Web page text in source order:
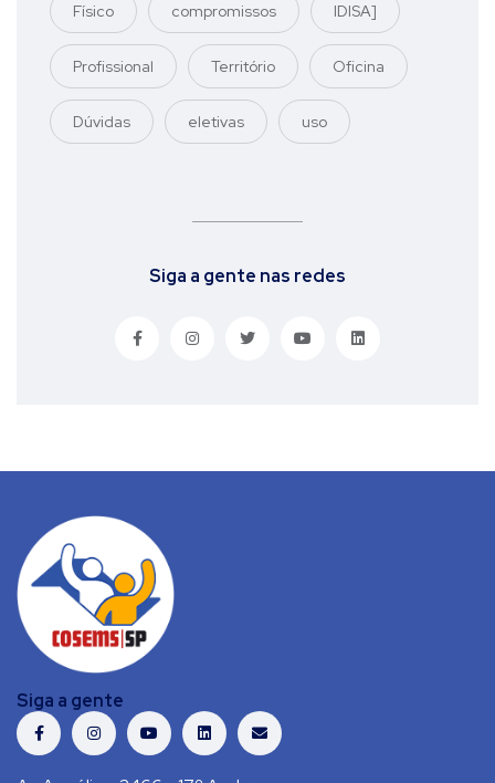
Físico compromissos IDISA]
Profissional Território Oficina
Dúvidas eletivas uso
Siga a gente nas redes
Siga a gente